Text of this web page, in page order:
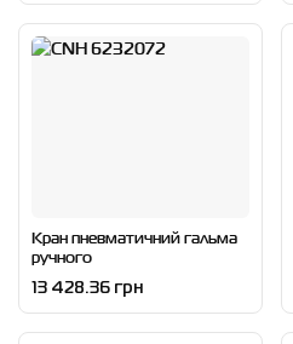
Кран пневматичний гальма
ручного
13 428.36 грн